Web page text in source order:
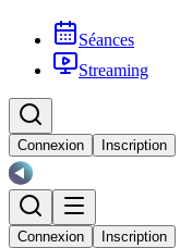
Séances
Streaming
Connexion Inscription
Connexion Inscription